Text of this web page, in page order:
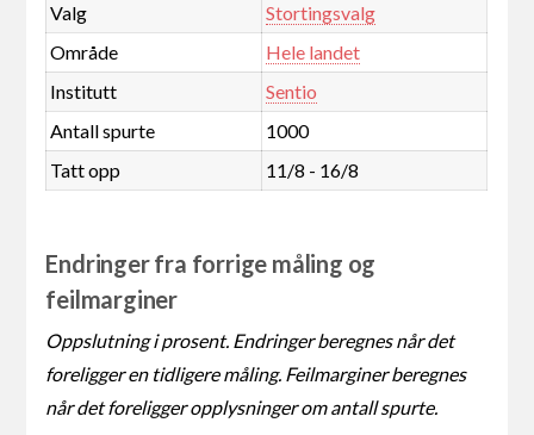
Valg
Stortingsvalg
Område
Hele landet
Institutt
Sentio
Antall spurte
1000
Tatt opp
11/8 - 16/8
Endringer fra forrige måling og
feilmarginer
Oppslutning i prosent. Endringer beregnes når det
foreligger en tidligere måling. Feilmarginer beregnes
når det foreligger opplysninger om antall spurte.